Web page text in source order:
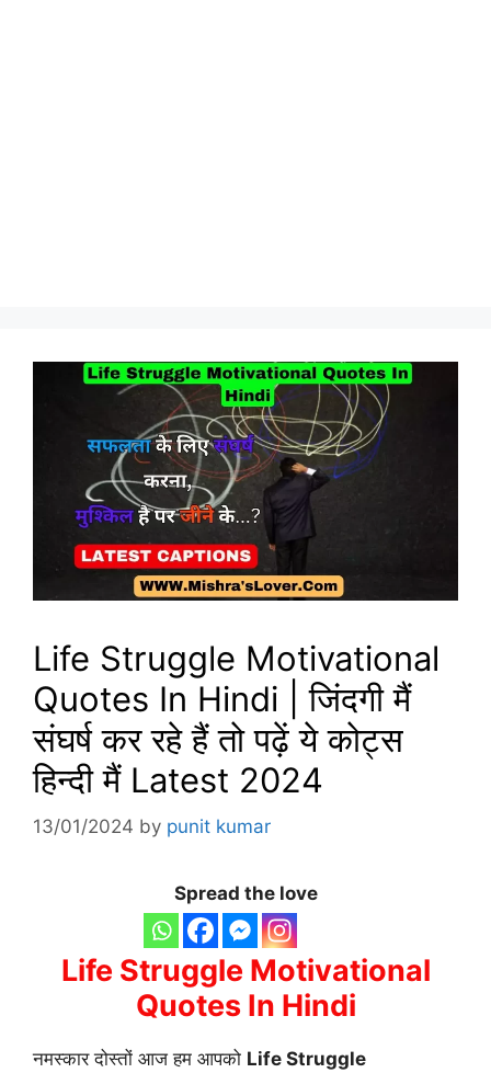
Life Struggle Motivational
Quotes In Hindi | जिंदगी मैं
संघर्ष कर रहे हैं तो पढ़ें ये कोट्स
हिन्दी मैं Latest 2024
13/01/2024 by punit kumar
Spread the love
Life Struggle Motivational
Quotes In Hindi
नमस्कार दोस्तों आज हम आपको Life Struggle